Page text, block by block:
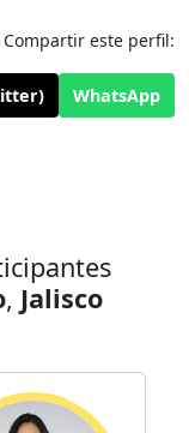
Compartir este perfil:
WhatsApp
, Jalisco